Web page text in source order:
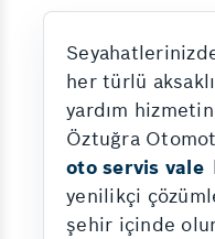
her türlü
yardım
Öztuğra
oto servis vale
yenilikçi
şehir içinde